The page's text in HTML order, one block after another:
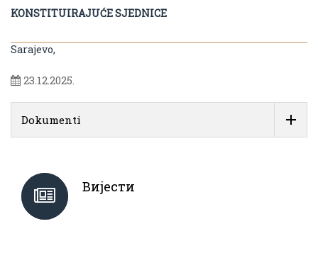
KONSTITUIRAJUĆE SJEDNICE
Sarajevo,
23.12.2025.
Dokumenti
Вијести